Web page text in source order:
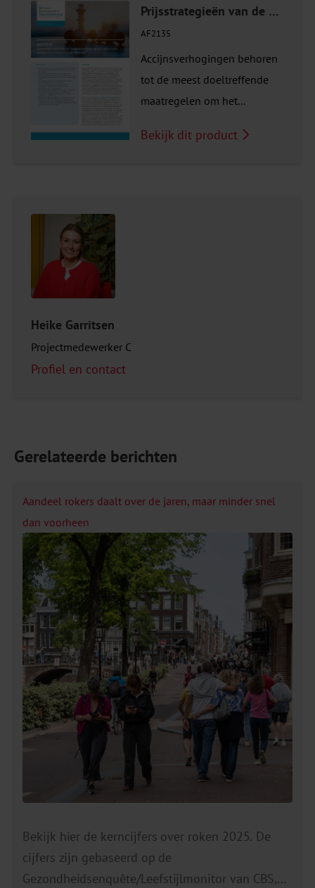
Prijsstrategieën van de tabaksindustrie om het effect van accijnsverhogingen te beïnvloeden
AF2135
Accijnsverhogingen behoren
tot de meest doeltreffende
maatregelen om het...
Bekijk dit product
Heike Garritsen
Projectmedewerker C
Profiel en contact
Gerelateerde berichten
Aandeel rokers daalt over de jaren, maar minder snel
dan voorheen
Bekijk hier de kerncijfers over roken 2025. De
cijfers zijn gebaseerd op de
Gezondheidsenquête/Leefstijlmonitor van CBS,